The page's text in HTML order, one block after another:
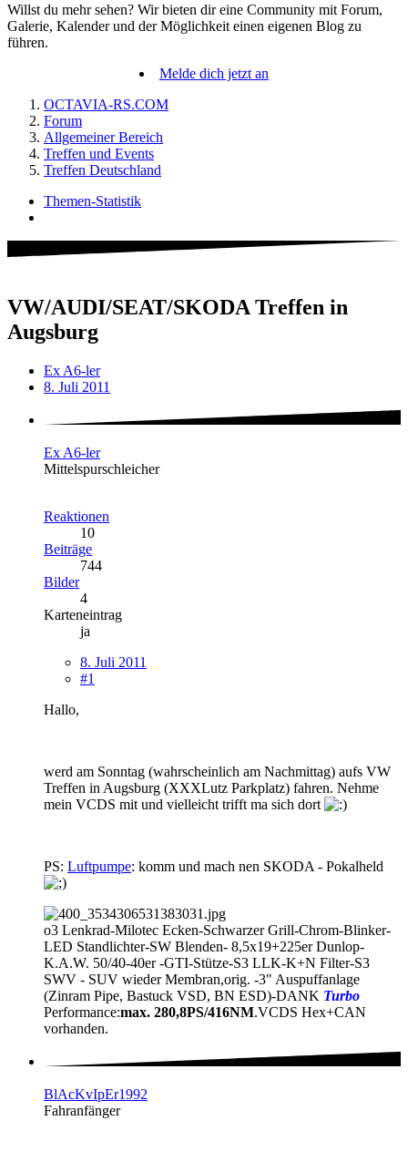
Willst du mehr sehen? Wir bieten dir eine Community mit Forum,
Galerie, Kalender und der Möglichkeit einen eigenen Blog zu
führen.
Melde dich jetzt an
OCTAVIA-RS.COM
Forum
Allgemeiner Bereich
Treffen und Events
Treffen Deutschland
Themen-Statistik
VW/AUDI/SEAT/SKODA Treffen in
Augsburg
Ex A6-ler
8. Juli 2011
Ex A6-ler
Mittelspurschleicher
Reaktionen
10
Beiträge
744
Bilder
4
Karteneintrag
ja
8. Juli 2011
#1
Hallo,
werd am Sonntag (wahrscheinlich am Nachmittag) aufs VW
Treffen in Augsburg (XXXLutz Parkplatz) fahren. Nehme
mein VCDS mit und vielleicht trifft ma sich dort
PS: Luftpumpe: komm und mach nen SKODA - Pokalheld
o3 Lenkrad-Milotec Ecken-Schwarzer Grill-Chrom-Blinker-
LED Standlichter-SW Blenden- 8,5x19+225er Dunlop-
K.A.W. 50/40-40er -GTI-Stütze-S3 LLK-K+N Filter-S3
SWV - SUV wieder Membran,orig. -3" Auspuffanlage
(Zinram Pipe, Bastuck VSD, BN ESD)-DANK Turbo
Performance:max. 280,8PS/416NM.VCDS Hex+CAN
vorhanden.
BlAcKvIpEr1992
Fahranfänger